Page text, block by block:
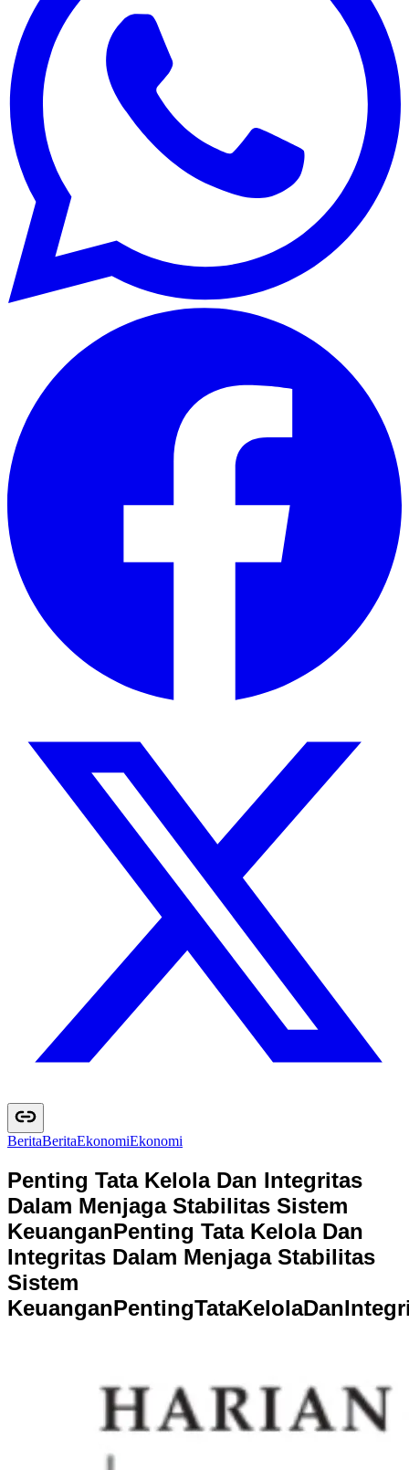
BeritaBeritaEkonomiEkonomi
Penting Tata Kelola Dan Integritas
Dalam Menjaga Stabilitas Sistem
KeuanganPenting Tata Kelola Dan
Integritas Dalam Menjaga Stabilitas
Sistem
KeuanganPentingTataKelolaDanIntegr